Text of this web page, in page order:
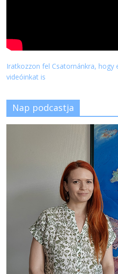
Iratkozzon fel Csatornánkra, hogy
videóinkat is
Nap podcastja